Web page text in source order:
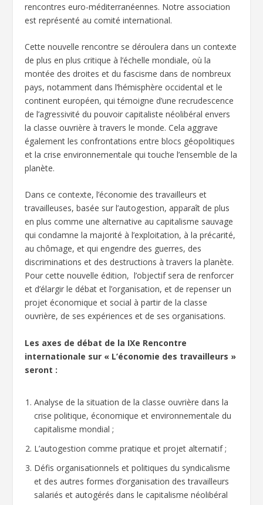
rencontres euro-méditerranéennes. Notre association
est représenté au comité international.
Cette nouvelle rencontre se déroulera dans un contexte
de plus en plus critique à l’échelle mondiale, où la
montée des droites et du fascisme dans de nombreux
pays, notamment dans l’hémisphère occidental et le
continent européen, qui témoigne d’une recrudescence
de l’agressivité du pouvoir capitaliste néolibéral envers
la classe ouvrière à travers le monde. Cela aggrave
également les confrontations entre blocs géopolitiques
et la crise environnementale qui touche l’ensemble de la
planète.
Dans ce contexte, l’économie des travailleurs et
travailleuses, basée sur l’autogestion, apparaît de plus
en plus comme une alternative au capitalisme sauvage
qui condamne la majorité à l’exploitation, à la précarité,
au chômage, et qui engendre des guerres, des
discriminations et des destructions à travers la planète.
Pour cette nouvelle édition, l’objectif sera de renforcer
et d’élargir le débat et l’organisation, et de repenser un
projet économique et social à partir de la classe
ouvrière, de ses expériences et de ses organisations.
Les axes de débat de la IXe Rencontre
internationale sur « L’économie des travailleurs »
seront :
Analyse de la situation de la classe ouvrière dans la
crise politique, économique et environnementale du
capitalisme mondial ;
L’autogestion comme pratique et projet alternatif ;
Défis organisationnels et politiques du syndicalisme
et des autres formes d’organisation des travailleurs
salariés et autogérés dans le capitalisme néolibéral